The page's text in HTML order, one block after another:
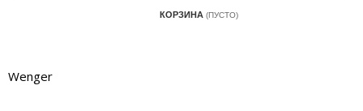
КОРЗИНА (ПУСТО)
Wenger